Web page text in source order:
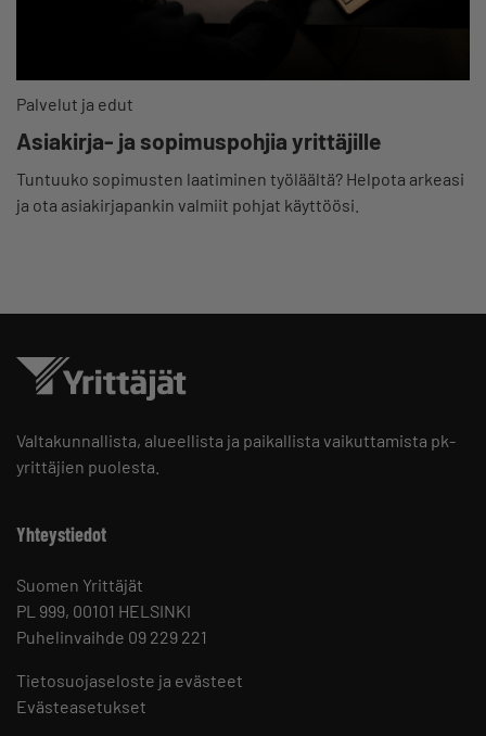
Palvelut ja edut
Asiakirja- ja sopimuspohjia yrittäjille
Tuntuuko sopimusten laatiminen työläältä? Helpota arkeasi
ja ota asiakirjapankin valmiit pohjat käyttöösi.
Valtakunnallista, alueellista ja paikallista vaikuttamista pk-
yrittäjien puolesta.
Yhteystiedot
Suomen Yrittäjät
PL 999, 00101 HELSINKI
Puhelinvaihde 09 229 221
Tietosuojaseloste ja evästeet
Evästeasetukset